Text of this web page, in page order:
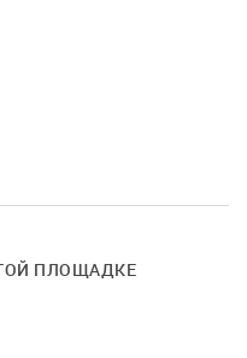
ПЛОЩАДКЕ